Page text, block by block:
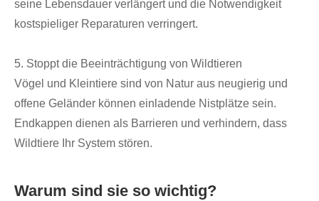
seine Lebensdauer verlängert und die Notwendigkeit
kostspieliger Reparaturen verringert.
5. Stoppt die Beeinträchtigung von Wildtieren
Vögel und Kleintiere sind von Natur aus neugierig und
offene Geländer können einladende Nistplätze sein.
Endkappen dienen als Barrieren und verhindern, dass
Wildtiere Ihr System stören.
Warum sind sie so wichtig?